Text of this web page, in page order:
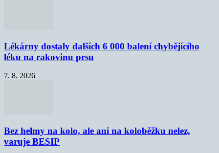
Lékárny dostaly dalších 6 000 balení chybějícího
léku na rakovinu prsu
7. 8. 2026
Bez helmy na kolo, ale ani na koloběžku nelez,
varuje BESIP